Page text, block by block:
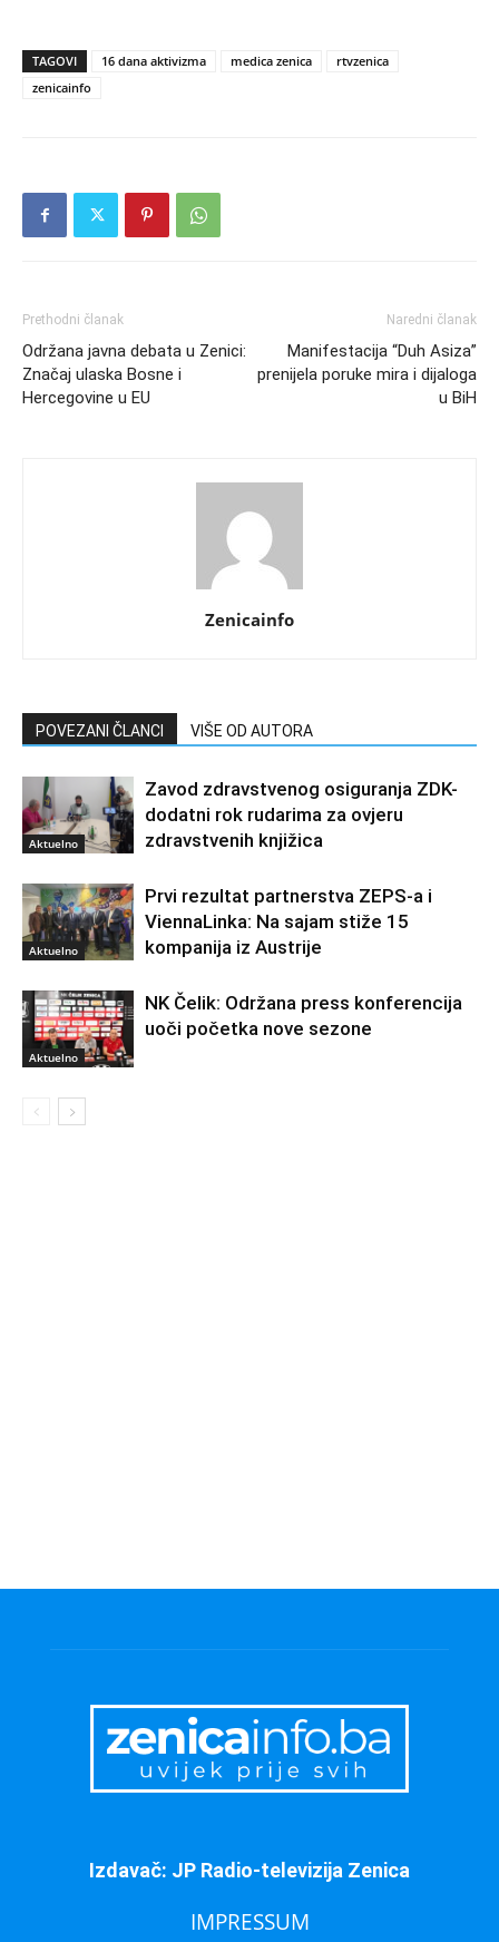
TAGOVI 16 dana aktivizma medica zenica
rtvzenica
zenicainfo
Prethodni članak
Održana javna debata u Zenici:
Značaj ulaska Bosne i
Hercegovine u EU
Naredni članak
Manifestacija “Duh Asiza”
prenijela poruke mira i dijaloga
u BiH
Zenicainfo
POVEZANI ČLANCI VIŠE OD AUTORA
Aktuelno
Zavod zdravstvenog osiguranja ZDK-
dodatni rok rudarima za ovjeru
zdravstvenih knjižica
Aktuelno
Prvi rezultat partnerstva ZEPS-a i
ViennaLinka: Na sajam stiže 15
kompanija iz Austrije
Aktuelno
NK Čelik: Održana press konferencija
uoči početka nove sezone
Izdavač: JP Radio-televizija Zenica
IMPRESSUM